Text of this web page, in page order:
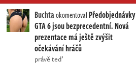
Buchtaokomentoval Předobjednávky
GTA 6 jsou bezprecedentní. Nová
prezentace má ještě zvýšit
očekávání hráčů
právě teď